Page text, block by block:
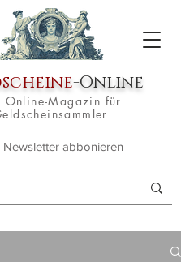
-Online
Online-Magazin für
Newsletter abbonieren